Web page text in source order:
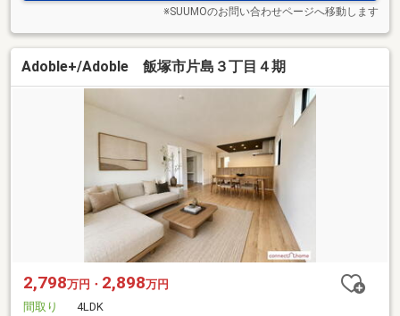
※SUUMOのお問い合わせページへ移動します
Adoble+/Adoble 飯塚市片島３丁目４期
2,798万円・ 2,898万円
間取り
4LDK